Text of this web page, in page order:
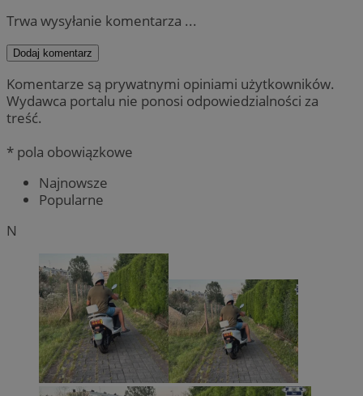
Trwa wysyłanie komentarza ...
Dodaj komentarz
Komentarze są prywatnymi opiniami użytkowników.
Wydawca portalu nie ponosi odpowiedzialności za
treść.
* pola obowiązkowe
Najnowsze
Popularne
N